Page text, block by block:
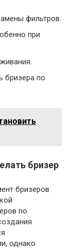
фильтров.
при
бризера по
бризер
бризеров
по
однако